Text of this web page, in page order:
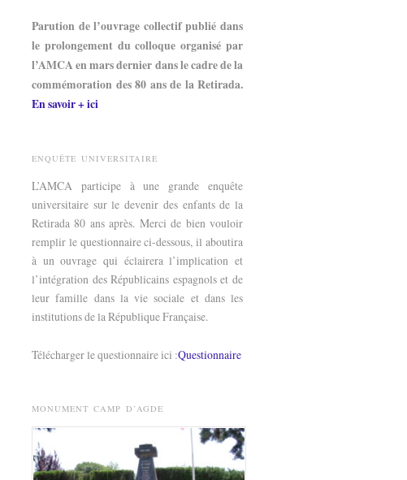
Parution de l’ouvrage collectif publié dans
le prolongement du colloque organisé par
l’AMCA en mars dernier dans le cadre de la
commémoration des 80 ans de la Retirada.
En savoir + ici
ENQUÊTE UNIVERSITAIRE
L’AMCA participe à une grande enquête
universitaire sur le devenir des enfants de la
Retirada 80 ans après. Merci de bien vouloir
remplir le questionnaire ci-dessous, il aboutira
à un ouvrage qui éclairera l’implication et
l’intégration des Républicains espagnols et de
leur famille dans la vie sociale et dans les
institutions de la République Française.
Télécharger le questionnaire ici :Questionnaire
MONUMENT CAMP D’AGDE